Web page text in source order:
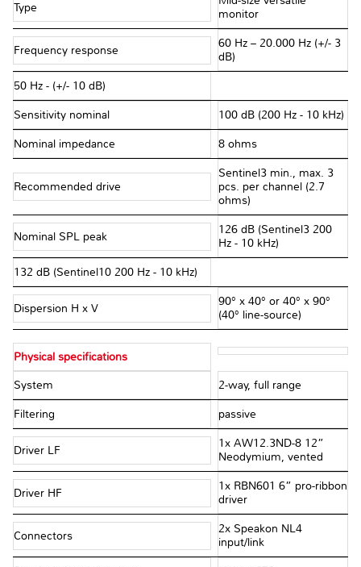
Type
monitor
Frequency response
60 Hz – 20.000 Hz (+/- 3
dB)
50 Hz - (+/- 10 dB)
Sensitivity nominal 100 dB (200 Hz - 10 kHz)
Nominal impedance 8 ohms
Recommended drive
Sentinel3 min., max. 3
pcs. per channel (2.7
ohms)
Nominal SPL peak
126 dB (Sentinel3 200
Hz - 10 kHz)
132 dB (Sentinel10 200 Hz - 10 kHz)
Dispersion H x V
90° x 40° or 40° x 90°
(40° line-source)
Physical specifications
System 2-way, full range
Filtering passive
Driver LF
1x AW12.3ND-8 12”
Neodymium, vented
Driver HF
1x RBN601 6” pro-ribbon
driver
Connectors
2x Speakon NL4
input/link